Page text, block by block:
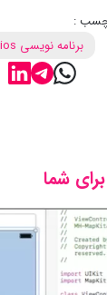
:
برنامه نویسی ios
شما